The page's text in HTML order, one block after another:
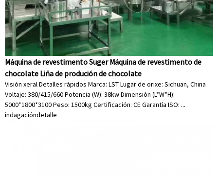
Máquina de revestimento Suger Máquina de revestimento de
chocolate Liña de produción de chocolate
Visión xeral Detalles rápidos Marca: LST Lugar de orixe: Sichuan, China
Voltaje: 380/415/660 Potencia (W): 38kw Dimensión (L*W*H):
5000*1800*3100 Peso: 1500kg Certificación: CE Garantía ISO: ...
indagacióndetalle